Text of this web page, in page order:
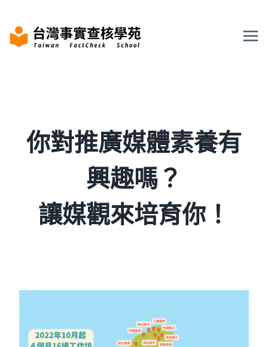
content
你對推廣媒體素養有
興趣嗎？
讓媒觀來培育你！